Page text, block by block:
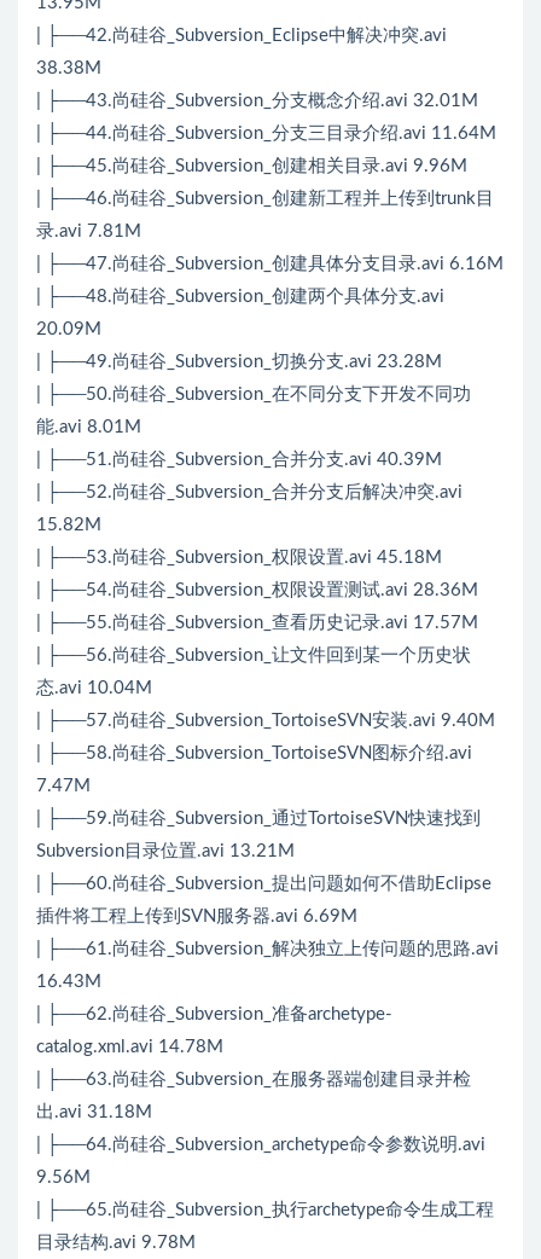
| ├──42.尚硅谷_Subversion_Eclipse中解决冲突.avi
38.38M
| ├──43.尚硅谷_Subversion_分支概念介绍.avi 32.01M
| ├──44.尚硅谷_Subversion_分支三目录介绍.avi 11.64M
| ├──45.尚硅谷_Subversion_创建相关目录.avi 9.96M
| ├──46.尚硅谷_Subversion_创建新工程并上传到trunk目
录.avi 7.81M
| ├──47.尚硅谷_Subversion_创建具体分支目录.avi 6.16M
| ├──48.尚硅谷_Subversion_创建两个具体分支.avi
20.09M
| ├──49.尚硅谷_Subversion_切换分支.avi 23.28M
| ├──50.尚硅谷_Subversion_在不同分支下开发不同功
能.avi 8.01M
| ├──51.尚硅谷_Subversion_合并分支.avi 40.39M
| ├──52.尚硅谷_Subversion_合并分支后解决冲突.avi
15.82M
| ├──53.尚硅谷_Subversion_权限设置.avi 45.18M
| ├──54.尚硅谷_Subversion_权限设置测试.avi 28.36M
| ├──55.尚硅谷_Subversion_查看历史记录.avi 17.57M
| ├──56.尚硅谷_Subversion_让文件回到某一个历史状
态.avi 10.04M
| ├──57.尚硅谷_Subversion_TortoiseSVN安装.avi 9.40M
| ├──58.尚硅谷_Subversion_TortoiseSVN图标介绍.avi
7.47M
| ├──59.尚硅谷_Subversion_通过TortoiseSVN快速找到
Subversion目录位置.avi 13.21M
| ├──60.尚硅谷_Subversion_提出问题如何不借助Eclipse
插件将工程上传到SVN服务器.avi 6.69M
| ├──61.尚硅谷_Subversion_解决独立上传问题的思路.avi
16.43M
| ├──62.尚硅谷_Subversion_准备archetype-
catalog.xml.avi 14.78M
| ├──63.尚硅谷_Subversion_在服务器端创建目录并检
出.avi 31.18M
| ├──64.尚硅谷_Subversion_archetype命令参数说明.avi
9.56M
| ├──65.尚硅谷_Subversion_执行archetype命令生成工程
目录结构.avi 9.78M